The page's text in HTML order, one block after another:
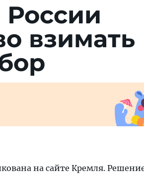
взимать
на сайте Кремля.